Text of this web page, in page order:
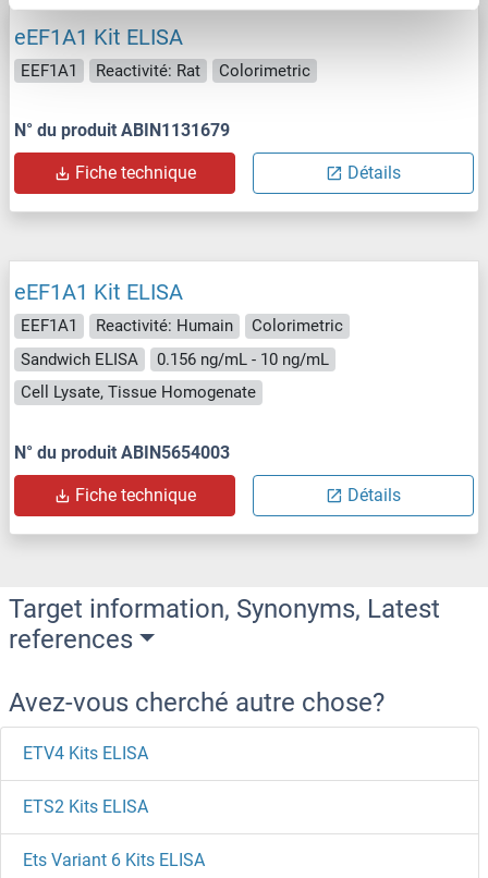
eEF1A1 Kit ELISA
EEF1A1 Reactivité: Rat Colorimetric
N° du produit ABIN1131679
Fiche technique Détails
eEF1A1 Kit ELISA
EEF1A1 Reactivité: Humain
Colorimetric
Sandwich ELISA
0.156 ng/mL - 10 ng/mL
Cell Lysate, Tissue Homogenate
N° du produit ABIN5654003
Fiche technique Détails
Target information, Synonyms, Latest
references
Avez-vous cherché autre chose?
ETV4 Kits ELISA
ETS2 Kits ELISA
Ets Variant 6 Kits ELISA